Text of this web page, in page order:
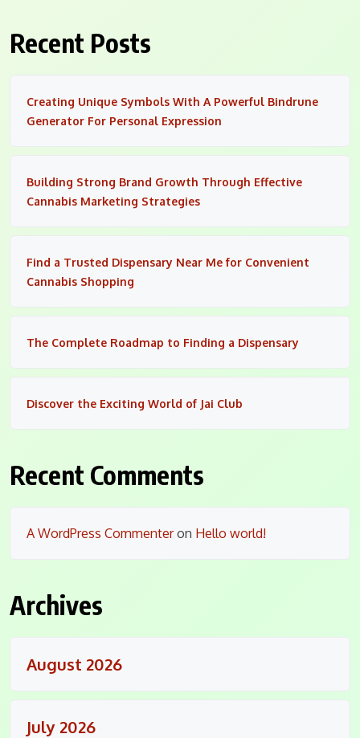
Recent Posts
Creating Unique Symbols With A Powerful Bindrune
Generator For Personal Expression
Building Strong Brand Growth Through Effective
Cannabis Marketing Strategies
Find a Trusted Dispensary Near Me for Convenient
Cannabis Shopping
The Complete Roadmap to Finding a Dispensary
Discover the Exciting World of Jai Club
Recent Comments
A WordPress Commenteron Hello world!
Archives
August 2026
July 2026